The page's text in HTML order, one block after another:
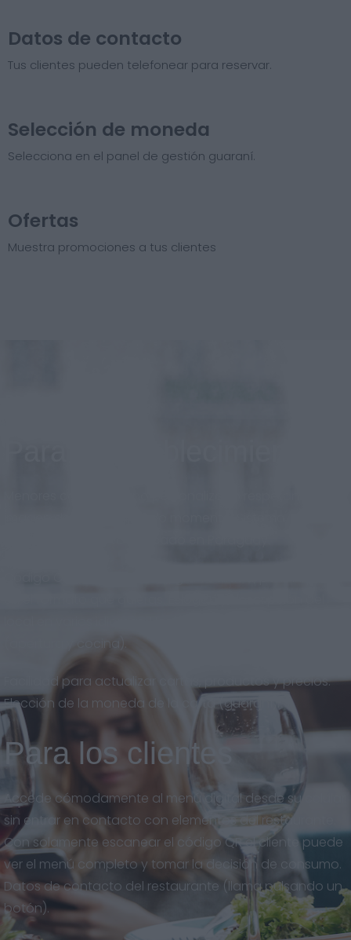
Datos de contacto
Tus clientes pueden telefonear para reservar.
Selección de moneda
Selecciona en el panel de gestión guaraní.
Ofertas
Muestra promociones a tus clientes
(apertura y cocina).
Facilidad para actualizar cartas, productos y precios.
Elección de la moneda de la carta (guaraní).
Para los clientes
Accede cómodamente al menú digital desde su celular
sin entrar en contacto con elementos del restaurante.
Con solamente escanear el código QR el cliente puede
ver el menú completo y tomar la decisión de consumo.
Datos de contacto del restaurante (llama pulsando un
botón).